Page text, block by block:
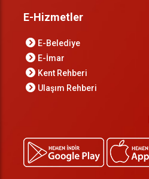
E-Hizmetler
E-Belediye
E-İmar
Kent Rehberi
Ulaşım Rehberi